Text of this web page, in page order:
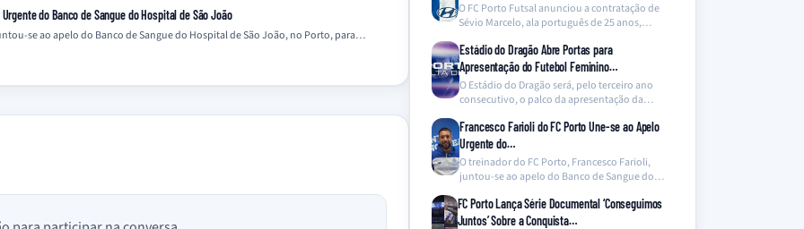
do Banco de Sangue do Hospital de São João
se ao apelo do Banco de Sangue do Hospital de São João, no Porto, para…
O FC Porto Futsal anunciou a contratação de
Sévio Marcelo, ala português de 25 anos,
Estádio do Dragão Abre Portas para
Apresentação do Futebol Feminino…
O Estádio do Dragão será, pelo terceiro ano
consecutivo, o palco da apresentação da
Francesco Farioli do FC Porto Une-se ao Apelo
Urgente do…
O treinador do FC Porto, Francesco Farioli,
juntou-se ao apelo do Banco de Sangue do
FC Porto Lança Série Documental ‘Conseguimos
Juntos’ Sobre a Conquista…